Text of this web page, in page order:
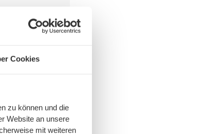
Cookies
zu können und die
Website an unsere
mit weiteren
–
DVD-